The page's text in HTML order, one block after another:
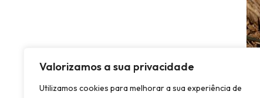
Valorizamos a sua privacidade
Utilizamos cookies para melhorar a sua experiência de